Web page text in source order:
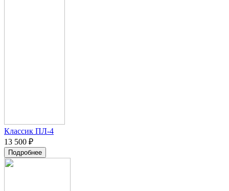
Классик ПЛ-4
13 500 ₽
Подробнее